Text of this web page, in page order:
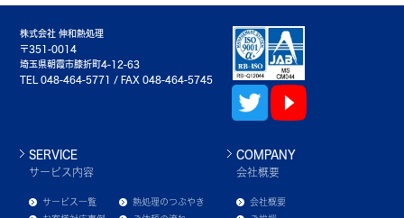
株式会社 伸和熱処理
〒351-0014
埼玉県朝霞市膝折町4-12-63
TEL 048-464-5771 / FAX 048-464-5745
SERVICE
サービス内容
サービス一覧
熱処理のつぶやき
COMPANY
会社概要
会社概要